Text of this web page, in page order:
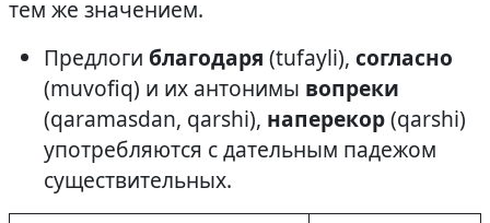
тем же значением.
Предлоги благодаря (tufayli), согласно
(muvofiq) и их антонимы вопреки
(qaramasdan, qarshi), наперекор(qarshi)
употребляются с дательным падежом
существительных.